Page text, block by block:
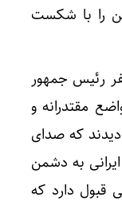
را با شکست
رئیس جمهور
مقتدرانه و
دیدند که صدای
به دشمن
قبول دارد که